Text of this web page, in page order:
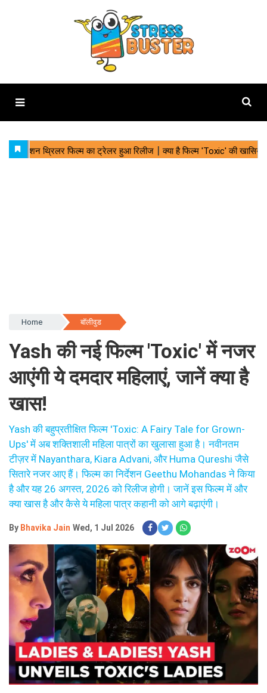
Home बॉलीवुड
Yash की नई फिल्म 'Toxic' में नजर
आएंगी ये दमदार महिलाएं, जानें क्या है
खास!
Yash की बहुप्रतीक्षित फिल्म 'Toxic: A Fairy Tale for Grown-
Ups' में अब शक्तिशाली महिला पात्रों का खुलासा हुआ है। नवीनतम
टीज़र में Nayanthara, Kiara Advani, और Huma Qureshi जैसे
सितारे नजर आए हैं। फिल्म का निर्देशन Geethu Mohandas ने किया
है और यह 26 अगस्त, 2026 को रिलीज होगी। जानें इस फिल्म में और
क्या खास है और कैसे ये महिला पात्र कहानी को आगे बढ़ाएंगी।
By Bhavika Jain Wed, 1 Jul 2026